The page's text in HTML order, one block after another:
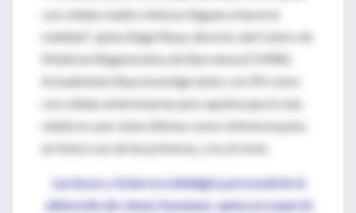
con células madre clónicas lleguen a hacerse
realidad”, opina Ángel Raya, director del Centro de
Medicina Regenerativa de Barcelona (CMRB).
Actualmente Raya investiga tanto con IPS como
con células embrionarias pero apunta que lo más
viable es usar estas últimas como referencia para
un futuro uso de las primeras, y no al revés.
Las leyes y la barrera biológica prevendrán la
obtención de clones humanos, opina un experto